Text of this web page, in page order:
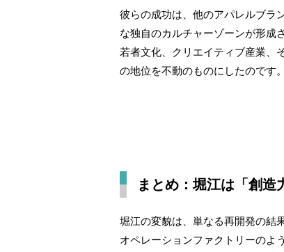
彼らの成功は、他のアパレルブラ
な独自のカルチャーゾーンが形成
若者文化、クリエイティブ産業、
の地位を不動のものにしたのです。
まとめ：堀江は「創造
堀江の変貌は、単なる再開発の結
オペレーションファクトリーのよ